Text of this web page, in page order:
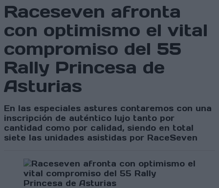
Raceseven afronta
con optimismo el vital
compromiso del 55
Rally Princesa de
Asturias
En las especiales astures contaremos con una
inscripción de auténtico lujo tanto por
cantidad como por calidad, siendo en total
siete las unidades asistidas por RaceSeven